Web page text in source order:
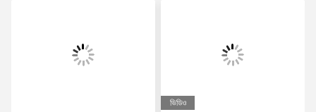
ভিডিও